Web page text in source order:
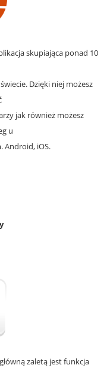
skupiająca ponad 10
Dzięki niej możesz
jak również możesz
u
Android, iOS.
zaletą jest funkcja